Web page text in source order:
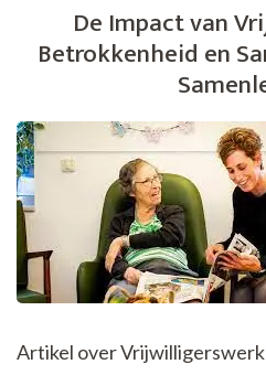
De Impact van
Betrokkenheid en
Artikel over